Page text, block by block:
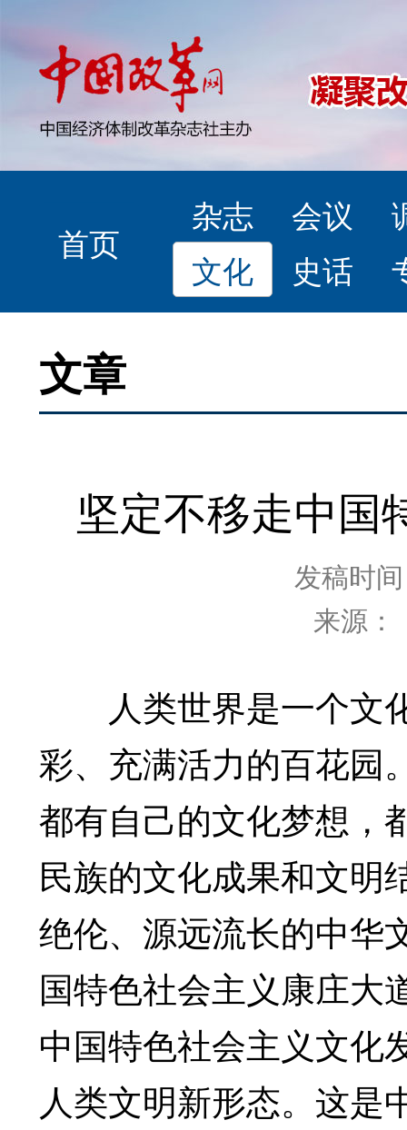
首页
杂志 会议
文化
史话
文章
坚定不移走中国
发稿时
来源：
人类世界是一个文
彩、充满活力的百花园
都有自己的文化梦想，
民族的文化成果和文明
绝伦、源远流长的中华
国特色社会主义康庄大
中国特色社会主义文化
人类文明新形态。这是